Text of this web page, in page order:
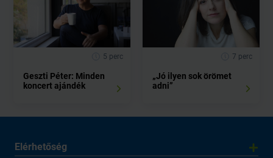
5 perc
Geszti Péter: Minden
koncert ajándék
7 perc
„Jó ilyen sok örömet
adni”
Elérhetőség